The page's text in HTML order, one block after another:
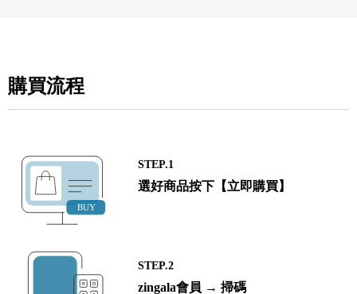
購買流程
STEP.1
選好商品按下【立即購買】
STEP.2
zingala會員 → 掃碼